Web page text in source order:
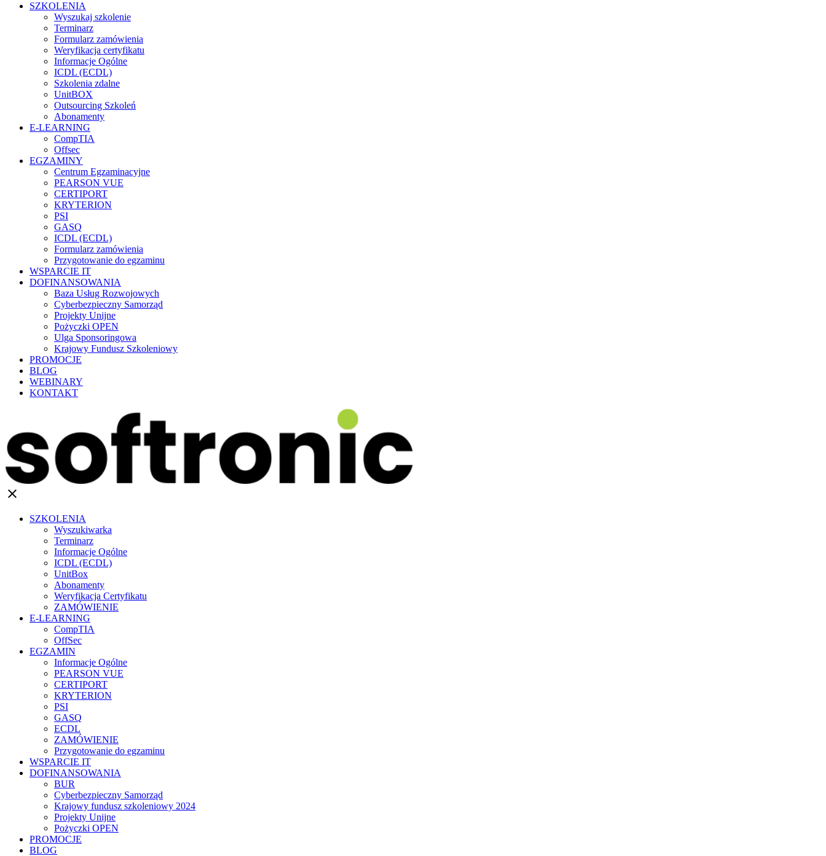
SZKOLENIA
Wyszukaj szkolenie
Terminarz
Formularz zamówienia
Weryfikacja certyfikatu
Informacje Ogólne
ICDL (ECDL)
Szkolenia zdalne
UnitBOX
Outsourcing Szkoleń
Abonamenty
E-LEARNING
CompTIA
Offsec
EGZAMINY
Centrum Egzaminacyjne
PEARSON VUE
CERTIPORT
KRYTERION
PSI
GASQ
ICDL (ECDL)
Formularz zamówienia
Przygotowanie do egzaminu
WSPARCIE IT
DOFINANSOWANIA
Baza Usług Rozwojowych
Cyberbezpieczny Samorząd
Projekty Unijne
Pożyczki OPEN
Ulga Sponsoringowa
Krajowy Fundusz Szkoleniowy
PROMOCJE
BLOG
WEBINARY
KONTAKT
clear
SZKOLENIA
Wyszukiwarka
Terminarz
Informacje Ogólne
ICDL (ECDL)
UnitBox
Abonamenty
Weryfikacja Certyfikatu
ZAMÓWIENIE
E-LEARNING
CompTIA
OffSec
EGZAMIN
Informacje Ogólne
PEARSON VUE
CERTIPORT
KRYTERION
PSI
GASQ
ECDL
ZAMÓWIENIE
Przygotowanie do egzaminu
WSPARCIE IT
DOFINANSOWANIA
BUR
Cyberbezpieczny Samorząd
Krajowy fundusz szkoleniowy 2024
Projekty Unijne
Pożyczki OPEN
PROMOCJE
BLOG